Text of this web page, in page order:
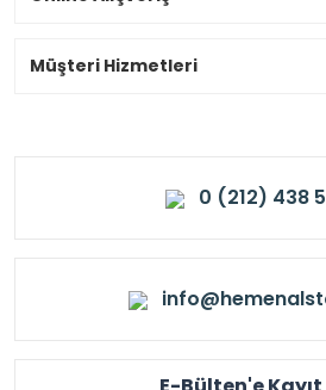
Müşteri Hizmetleri
0 (212) 438